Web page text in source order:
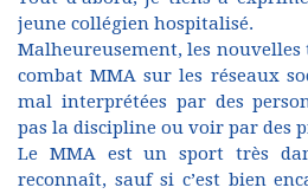
jeune collégien hospitalisé.
Malheureusement, les nouvelles
combat MMA sur les réseaux
mal interprétées par des
pas la discipline ou voir par des
Le MMA est un sport très
reconnaît, sauf si c’est bien